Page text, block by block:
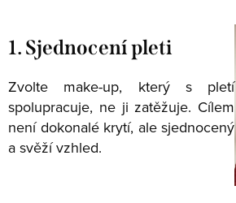
1. Sjednocení pleti
Zvolte make-up, který s pletí
spolupracuje, ne ji zatěžuje. Cílem
není dokonalé krytí, ale sjednocený
a svěží vzhled.